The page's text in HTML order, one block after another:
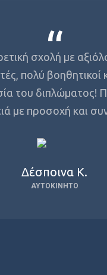
σχολή με
πολύ βοηθητικοί
του διπλώματος!
με προσοχή και
Δέσποινα Κ.
ΑΥΤΟΚΊΝΗΤΟ